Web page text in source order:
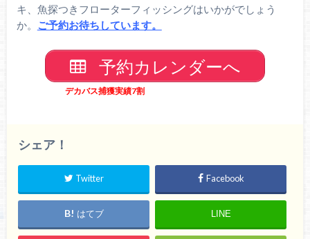
キ、魚探つきフローターフィッシングはいかがでしょう
か。 ご予約お待ちしています。
予約カレンダーへ
デカバス捕獲実績7割
シェア！
Twitter Facebook
はてブ LINE